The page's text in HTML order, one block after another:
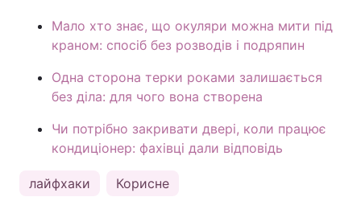
Мало хто знає, що окуляри можна мити під
краном: спосіб без розводів і подряпин
Одна сторона терки роками залишається
без діла: для чого вона створена
Чи потрібно закривати двері, коли працює
кондиціонер: фахівці дали відповідь
лайфхаки Корисне